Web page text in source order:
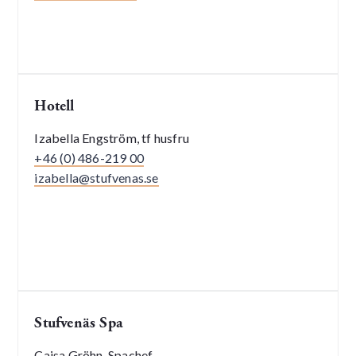
Hotell
Izabella Engström, tf husfru
+46 (0) 486-219 00
izabella@stufvenas.se
Stufvenäs Spa